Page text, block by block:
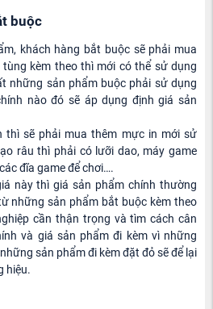
buộc
khách hàng bắt buộc sẽ phải mua
kèm theo thì mới có thể sử dụng
những sản phẩm buộc phải sử dụng
nào đó sẽ áp dụng định giá sản
thì sẽ phải mua thêm mực in mới sử
râu thì phải có lưỡi dao, máy game
đĩa game để chơi….
này thì giá sản phẩm chính thường
những sản phẩm bắt buộc kèm theo
cần thận trọng và tìm cách cân
và giá sản phẩm đi kèm vì những
sản phẩm đi kèm đặt đỏ sẽ để lại
hiệu.